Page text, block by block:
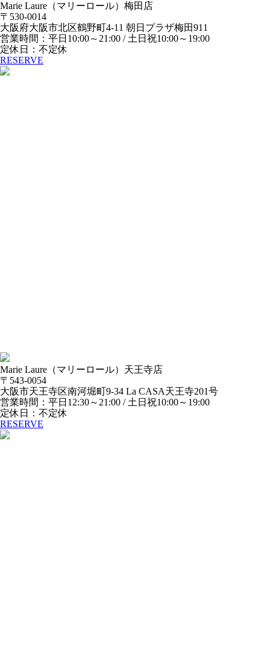
Marie Laure （マリーロール） 梅田店
〒530-0014
大阪府大阪市北区鶴野町4-11 朝日プラザ梅田911
営業時間：平日10:00～21:00 / 土日祝10:00～19:00
定休日：不定休
RESERVE
Marie Laure （マリーロール） 天王寺店
〒543-0054
大阪市天王寺区南河堀町9-34 La CASA天王寺201号
営業時間：平日12:30～21:00 / 土日祝10:00～19:00
定休日：不定休
RESERVE